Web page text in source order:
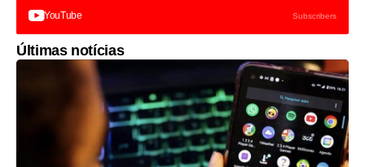
YouTube Subscribers
Últimas notícias